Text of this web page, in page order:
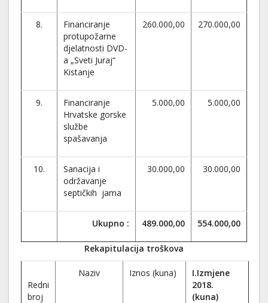
8.
Financiranje
protupožarne
djelatnosti DVD-
a „Sveti Juraj“
Kistanje
260.000,00 270.000,00
9.
Financiranje
Hrvatske gorske
službe
spašavanja
5.000,00 5.000,00
10.
Sanacija i
održavanje
septičkih jama
30.000,00 30.000,00
Ukupno : 489.000,00 554.000,00
Rekapitulacija troškova
Redni
broj
Naziv Iznos (kuna)
I.Izmjene
2018.
(kuna)